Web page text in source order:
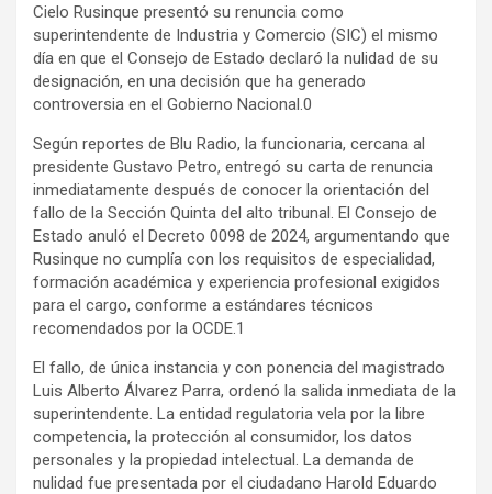
c
e
b
o
k
a
t
s
A
p
m
p
a
r
i
r
Cielo Rusinque presentó su renuncia como
superintendente de Industria y Comercio (SIC) el mismo
día en que el Consejo de Estado declaró la nulidad de su
designación, en una decisión que ha generado
controversia en el Gobierno Nacional.0
Según reportes de Blu Radio, la funcionaria, cercana al
presidente Gustavo Petro, entregó su carta de renuncia
inmediatamente después de conocer la orientación del
fallo de la Sección Quinta del alto tribunal. El Consejo de
Estado anuló el Decreto 0098 de 2024, argumentando que
Rusinque no cumplía con los requisitos de especialidad,
formación académica y experiencia profesional exigidos
para el cargo, conforme a estándares técnicos
recomendados por la OCDE.1
El fallo, de única instancia y con ponencia del magistrado
Luis Alberto Álvarez Parra, ordenó la salida inmediata de la
superintendente. La entidad regulatoria vela por la libre
competencia, la protección al consumidor, los datos
personales y la propiedad intelectual. La demanda de
nulidad fue presentada por el ciudadano Harold Eduardo